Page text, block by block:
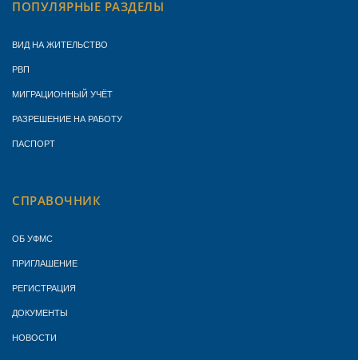
ПОПУЛЯРНЫЕ РАЗДЕЛЫ
ВИД НА ЖИТЕЛЬСТВО
РВП
МИГРАЦИОННЫЙ УЧЁТ
РАЗРЕШЕНИЕ НА РАБОТУ
ПАСПОРТ
СПРАВОЧНИК
ОБ УФМС
ПРИГЛАШЕНИЕ
РЕГИСТРАЦИЯ
ДОКУМЕНТЫ
НОВОСТИ